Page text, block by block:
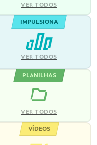
VER TODOS
IMPULSIONA
VER TODOS
PLANILHAS
VER TODOS
VÍDEOS